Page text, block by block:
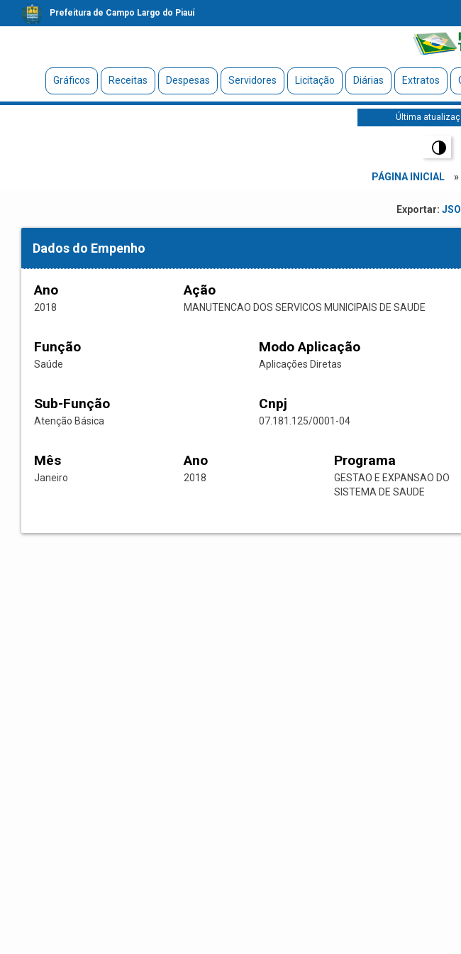
Prefeitura de Campo Largo do Piauí
Gráficos Receitas Despesas Servidores Licitação Diárias Extratos
Última
PÁGINA INICIAL »
Exportar:
Dados do Empenho
Ano
2018
Ação
MANUTENCAO DOS SERVICOS MUNICIPAIS DE SAUDE
Função
Saúde
Modo Aplicação
Aplicações Diretas
Sub-Função
Atenção Básica
Cnpj
07.181.125/0001-04
Mês
Janeiro
Ano
2018
Programa
GESTAO E EXPANSAO DO
SISTEMA DE SAUDE